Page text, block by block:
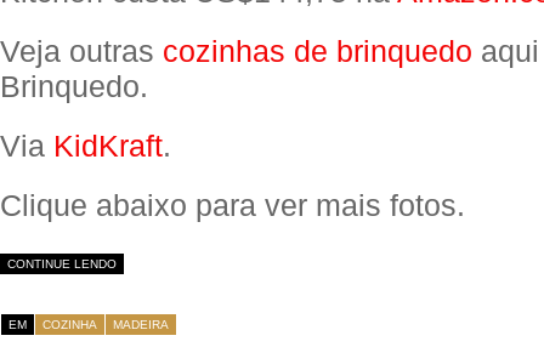
Veja outras cozinhas de brinquedo
Brinquedo.
Via KidKraft.
Clique abaixo para ver mais fotos.
CONTINUE LENDO
EM COZINHA MADEIRA